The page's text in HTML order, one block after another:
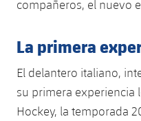
compañeros, el nuevo
La primera
El delantero italiano,
su primera experiencia
Hockey, la temporada